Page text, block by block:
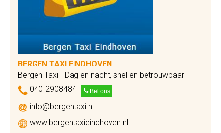
BERGEN TAXI EINDHOVEN
Bergen Taxi - Dag en nacht, snel en betrouwbaar
040-2908484
Bel ons
info@bergentaxi.nl
www.bergentaxieindhoven.nl